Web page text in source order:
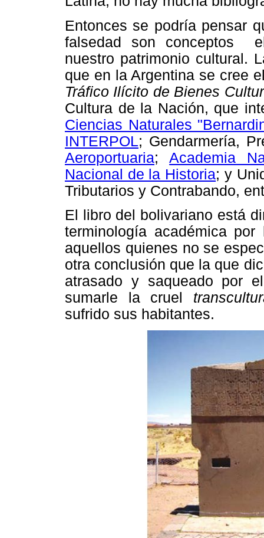
Entonces se podría pensar
falsedad son conceptos
nuestro patrimonio cultural.
que en la Argentina se cree
Tráfico Ilícito de Bienes
Cultura de la Nación, que
Ciencias Naturales
INTERPOL; Gendarmería,
Aeroportuaria;Academia
Nacional de la Historia; y
Tributarios y Contrabando,
El libro del bolivariano está
terminología académica
aquellos quienes no se
otra conclusión que la que
atrasado y saqueado por
sumarle la cruel
sufrido sus habitantes.